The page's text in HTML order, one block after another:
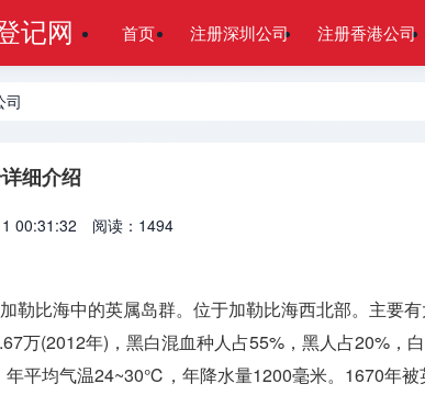
记网 首页 注册深圳公司 注册香港公司
司
细介绍
00:31:32 阅读：1494
勒比海中的英属岛群。位于加勒比海西北部。主要
万(2012年)，黑白混血种人占55%，黑人占20%，
年平均气温24~30℃，年降水量1200毫米。1670年